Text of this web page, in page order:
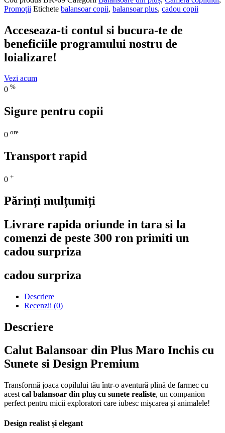
Promoții Etichete balansoar copii, balansoar plus, cadou copii
Acceseaza-ti contul si bucura-te de
beneficiile programului nostru de
loializare!
Vezi acum
0 %
Sigure pentru copii
0 ore
Transport rapid
0 +
Părinți mulțumiți
Livrare rapida oriunde in tara si la
comenzi de peste 300 ron primiti un
cadou surpriza
cadou surpriza
Descriere
Recenzii (0)
Descriere
Calut Balansoar din Plus Maro Inchis cu
Sunete si Design Premium
Transformă joaca copilului tău într-o aventură plină de farmec cu
acest cal balansoar din pluș cu sunete realiste, un companion
perfect pentru micii exploratori care iubesc mișcarea și animalele!
Design realist și elegant